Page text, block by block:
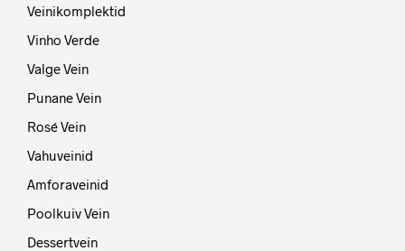
Veinikomplektid
Vinho Verde
Valge Vein
Punane Vein
Rosé Vein
Vahuveinid
Amforaveinid
Poolkuiv Vein
Dessertvein